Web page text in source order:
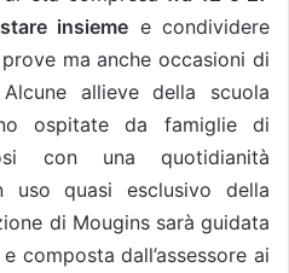
stare insieme e condividere
ma anche occasioni di
allieve della scuola
ospitate da famiglie di
con una quotidianità
uso quasi esclusivo della
di Mougins sarà guidata
e composta dall’assessore ai